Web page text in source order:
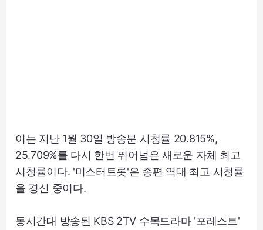
이는 지난 1월 30일 방송분 시청률 20.815%,
25.709%를 다시 한번 뛰어넘은 새로운 자체 최고
시청률이다. '미스터트롯'은 종편 역대 최고 시청률
을 경신 중이다.
동시간대 방송된 KBS 2TV 수목드라마 '포레스트'